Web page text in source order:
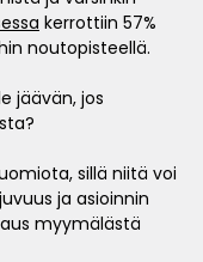
kerrottiin 57%
noutopisteellä.
jäävän, jos
sillä niitä voi
ja asioinnin
myymälästä